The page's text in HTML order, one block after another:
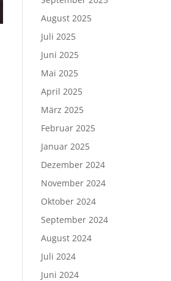
August 2025
Juli 2025
Juni 2025
Mai 2025
April 2025
März 2025
Februar 2025
Januar 2025
Dezember 2024
November 2024
Oktober 2024
September 2024
August 2024
Juli 2024
Juni 2024